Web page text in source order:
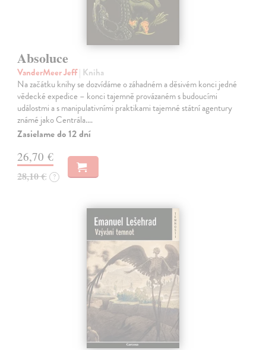
Absoluce
VanderMeer Jeff| Kniha
Na začátku knihy se dozvídáme o záhadném a děsivém konci jedné
vědecké expedice – konci tajemně provázaném s budoucími
událostmi a s manipulativními praktikami tajemné státní agentury
známé jako Centrála.…
Zasielame do 12 dní
26,70 €
28,10 € ?